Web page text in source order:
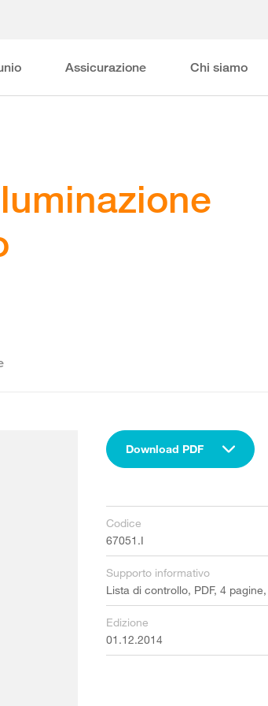
Assicurazione Chi siamo
Download PDF
Codice
67051.I
Supporto informativo
Lista di controllo, PDF, 4
Edizione
01.12.2014